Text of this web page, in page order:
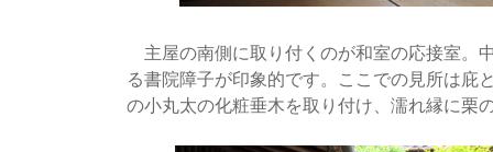
主屋の南側に取り付くのが和室の応接室。
る書院障子が印象的です。ここでの見所は庇
の小丸太の化粧垂木を取り付け、濡れ縁に栗